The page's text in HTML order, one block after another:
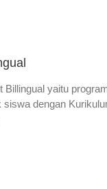
Billingual yaitu
siswa dengan